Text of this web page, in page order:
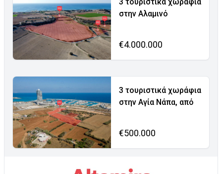
στην Αλαμινό
€4.000.000
3 τουριστικά χωράφια
στην Αγία Νάπα, από
€500.000